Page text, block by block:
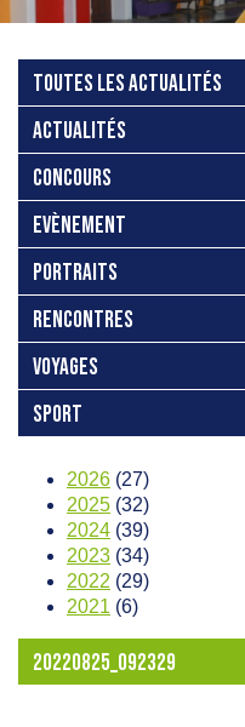
TOUTES LES ACTUALITÉS
ACTUALITÉS
CONCOURS
EVÈNEMENT
PORTRAITS
RENCONTRES
VOYAGES
SPORT
2026 (27)
2025 (32)
2024 (39)
2023 (34)
2022 (29)
2021 (6)
20220825_092329